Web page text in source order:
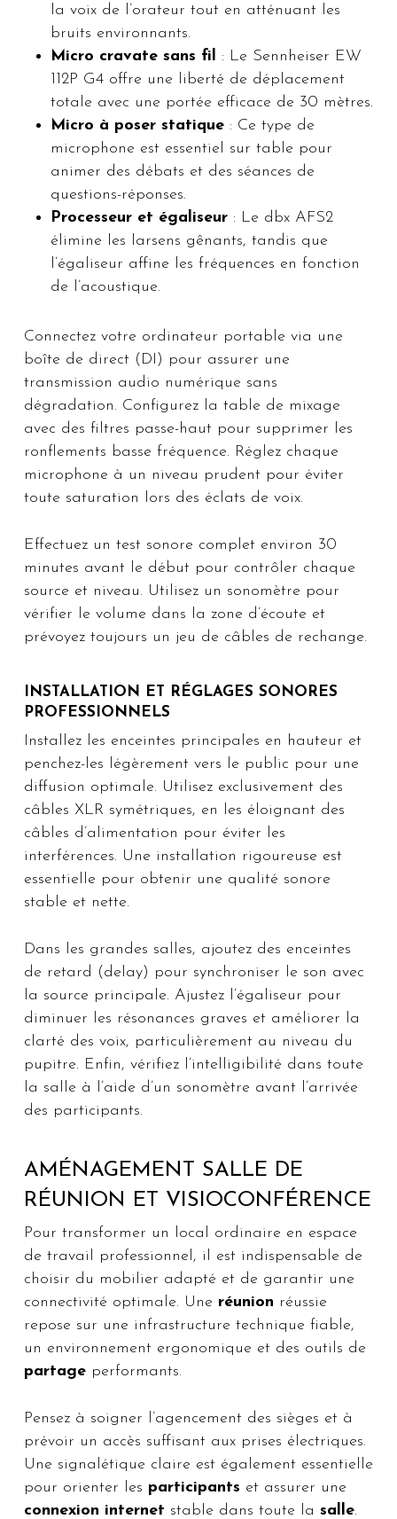
la voix de l’orateur tout en atténuant les
bruits environnants.
Micro cravate sans fil
: Le Sennheiser EW
112P G4 offre une liberté de déplacement
totale avec une portée efficace de 30 mètres.
Micro à poser statique: Ce type de
microphone est essentiel sur table pour
animer des débats et des séances de
questions-réponses.
Processeur et égaliseur: Le dbx AFS2
élimine les larsens gênants, tandis que
l’égaliseur affine les fréquences en fonction
de l’acoustique.
Connectez votre ordinateur portable via une
boîte de direct (DI) pour assurer une
transmission audio numérique sans
dégradation. Configurez la table de mixage
avec des filtres passe-haut pour supprimer les
ronflements basse fréquence. Réglez chaque
microphone à un niveau prudent pour éviter
toute saturation lors des éclats de voix.
Effectuez un test sonore complet environ 30
minutes avant le début pour contrôler chaque
source et niveau. Utilisez un sonomètre pour
vérifier le volume dans la zone d’écoute et
prévoyez toujours un jeu de câbles de rechange.
INSTALLATION ET RÉGLAGES SONORES
PROFESSIONNELS
Installez les enceintes principales en hauteur et
penchez-les légèrement vers le public pour une
diffusion optimale. Utilisez exclusivement des
câbles XLR symétriques, en les éloignant des
câbles d’alimentation pour éviter les
interférences. Une installation rigoureuse est
essentielle pour obtenir une qualité sonore
stable et nette.
Dans les grandes salles, ajoutez des enceintes
de retard (delay) pour synchroniser le son avec
la source principale. Ajustez l’égaliseur pour
diminuer les résonances graves et améliorer la
clarté des voix, particulièrement au niveau du
pupitre. Enfin, vérifiez l’intelligibilité dans toute
la salle à l’aide d’un sonomètre avant l’arrivée
des participants.
AMÉNAGEMENT SALLE DE
RÉUNION ET VISIOCONFÉRENCE
Pour transformer un local ordinaire en espace
de travail professionnel, il est indispensable de
choisir du mobilier adapté et de garantir une
connectivité optimale. Une réunion réussie
repose sur une infrastructure technique fiable,
un environnement ergonomique et des outils de
partageperformants.
Pensez à soigner l’agencement des sièges et à
prévoir un accès suffisant aux prises électriques.
Une signalétique claire est également essentielle
pour orienter les participants et assurer une
connexion internet stable dans toute la salle.